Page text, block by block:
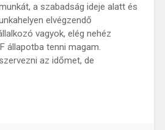
a szabadság ideje alatt és
elvégzendő
vagyok, elég nehéz
állapotba tenni magam.
az időmet, de